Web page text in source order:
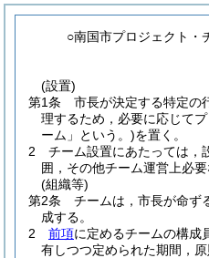
○南国市プロジェクト・
(設置)
第1条
市長が決定する特定の
理するため，必要に応じて
ーム」という。)を置く。
2
チーム設置にあたっては，
囲，その他チーム運営上必
(組織等)
第2条
チームは，市長が命ず
成する。
2
前項に定めるチームの構成
有しつつ定められた期間，